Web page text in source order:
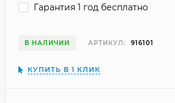
Гарантия 1 год бесплатно
В НАЛИЧИИ АРТИКУЛ: 916101
КУПИТЬ В 1 КЛИК